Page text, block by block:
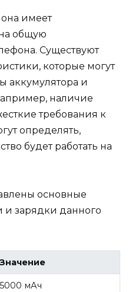
она имеет
общую
Существуют
которые могут
аккумулятора и
наличие
требования к
определять,
будет работать на
основные
и зарядки данного
Значение
5000 мАч